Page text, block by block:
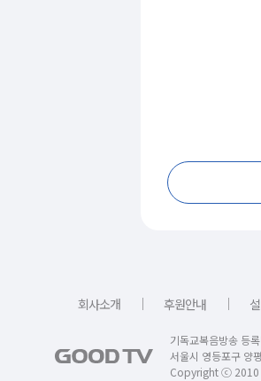
회사소개 ｜ 후원안내 ｜
기독교복음방송 등
서울시 영등포구
Copyright ⓒ 2010